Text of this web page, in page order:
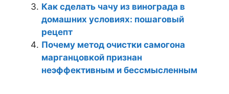
Как сделать чачу из винограда в
домашних условиях: пошаговый
рецепт
Почему метод очистки самогона
марганцовкой признан
неэффективным и бессмысленным